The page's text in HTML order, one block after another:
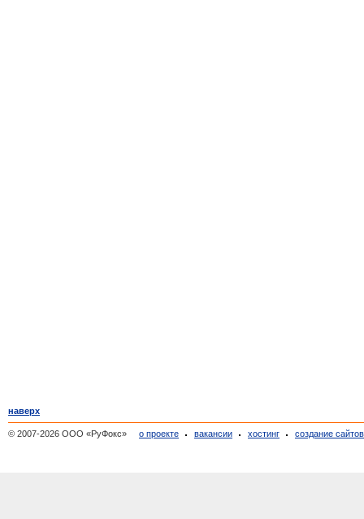
наверх
© 2007-2026 ООО «РуФокс» о проекте вакансии хостинг создание сайтов